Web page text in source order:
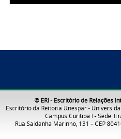
© ERI - Escritório de Relações
Escritório da Reitoria Unespar -
Campus Curitiba I - Sede
Rua Saldanha Marinho, 131 – CEP